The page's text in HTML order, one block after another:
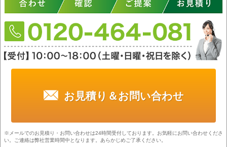
お見積り＆お問い合わせ
※メールでのお見積り・お問い合わせは24時間受付しております。お気軽にお問い合わせくださ
い。ご連絡は弊社営業時間中となります。あらかじめご了承ください。